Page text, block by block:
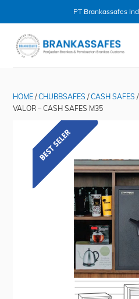
PT Brankassafes
content
HOME /CHUBBSAFES /CASH SAFES
VALOR – CASH SAFES M35